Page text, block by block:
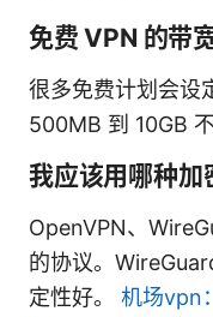
免费 VPN 的带
很多免费计划会设
500MB 到 10GB
我应该用哪种加
OpenVPN、
的协议。
定性好。 机场vpn